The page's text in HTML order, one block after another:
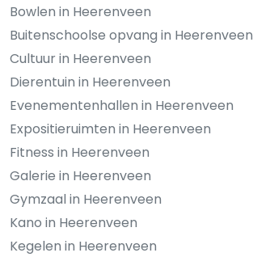
Bowlen in Heerenveen
Buitenschoolse opvang in Heerenveen
Cultuur in Heerenveen
Dierentuin in Heerenveen
Evenementenhallen in Heerenveen
Expositieruimten in Heerenveen
Fitness in Heerenveen
Galerie in Heerenveen
Gymzaal in Heerenveen
Kano in Heerenveen
Kegelen in Heerenveen